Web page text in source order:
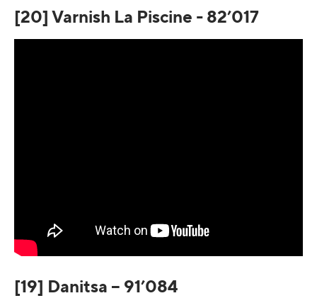
[20] Varnish La Piscine - 82’017
[19] Danitsa – 91’084